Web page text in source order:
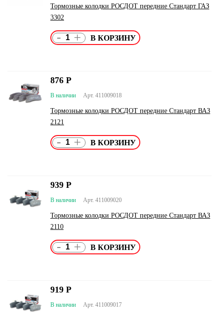
Тормозные колодки РОСДОТ передние Стандарт ГАЗ
3302
- +
Арт. 411009018
В наличии
Тормозные колодки РОСДОТ передние Стандарт ВАЗ
2121
876 Р
- +
Арт. 411009020
В наличии
Тормозные колодки РОСДОТ передние Стандарт ВАЗ
2110
939 Р
- +
Арт. 411009017
В наличии
919 Р